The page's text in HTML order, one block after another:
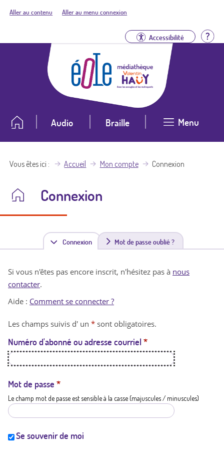
Aller au contenu Aller au menu connexion
Accessibilité
Audio Braille Menu
Vous êtes ici Accueil Mon compte Connexion
Connexion
Connexion(
n
t
a
t
i
Mot de passe oublié ?
Si vous n'êtes pas encore inscrit, n'hésitez pas à nous
contacter.
Aide : Comment se connecter ?
Les champs suivis d' un * sont obligatoires.
Numéro d'abonné ou adresse courriel *
Mot de passe *
Le champ mot de passe est sensible à la casse (majuscules / minuscules)
Se souvenir de moi